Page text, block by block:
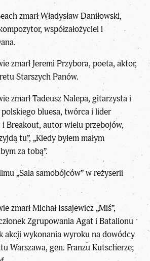
zmarł Władysław Daniłowski,
współzałożyciel i
zmarł Jeremi Przybora, poeta, aktor,
Starszych Panów.
zmarł Tadeusz Nalepa, gitarzysta i
bluesa, twórca i lider
i Breakout, autor wielu przebojów,
tu”, „Kiedy byłem małym
za tobą”.
„Sala samobójców” w reżyserii
zmarł Michał Issajewicz „Miś”,
Zgrupowania Agat i Batalionu
akcji wykonania wyroku na dowódcy
Warszawa, gen. Franzu Kutscherze;